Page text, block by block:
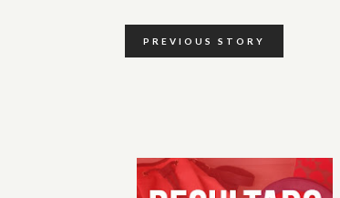
PREVIOUS STORY